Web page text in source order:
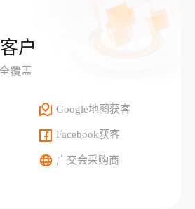
户
覆盖
Google地图获客
Facebook获客
广交会采购商